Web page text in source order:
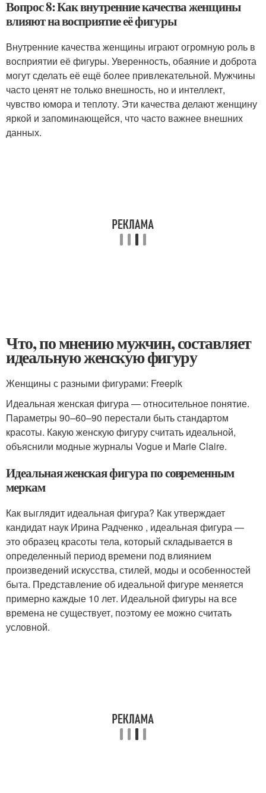
Вопрос 8: Как внутренние качества женщины
влияют на восприятие её фигуры
Внутренние качества женщины играют огромную роль в
восприятии её фигуры. Уверенность, обаяние и доброта
могут сделать её ещё более привлекательной. Мужчины
часто ценят не только внешность, но и интеллект,
чувство юмора и теплоту. Эти качества делают женщину
яркой и запоминающейся, что часто важнее внешних
данных.
Что, по мнению мужчин, составляет
идеальную женскую фигуру
Женщины с разными фигурами: Freepik
Идеальная женская фигура — относительное понятие.
Параметры 90–60–90 перестали быть стандартом
красоты. Какую женскую фигуру считать идеальной,
объяснили модные журналы Vogue и Marie Claire.
Идеальная женская фигура по современным
меркам
Как выглядит идеальная фигура? Как утверждает
кандидат наук Ирина Радченко , идеальная фигура —
это образец красоты тела, который складывается в
определенный период времени под влиянием
произведений искусства, стилей, моды и особенностей
быта. Представление об идеальной фигуре меняется
примерно каждые 10 лет. Идеальной фигуры на все
времена не существует, поэтому ее можно считать
условной.